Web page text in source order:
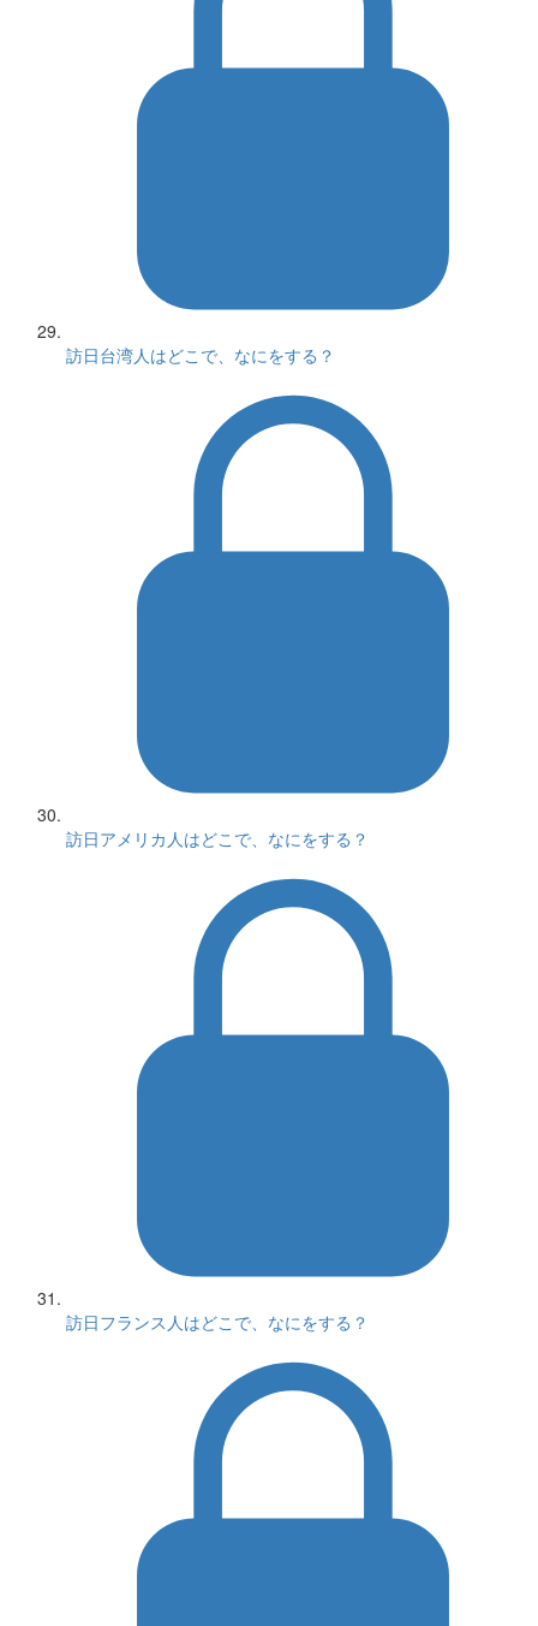
訪日台湾人はどこで、なにをする？
訪日アメリカ人はどこで、なにをする？
訪日フランス人はどこで、なにをする？